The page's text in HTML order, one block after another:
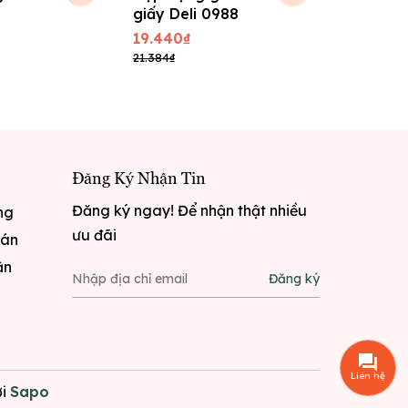
giấy Deli 0988
19.440₫
21.384₫
Đăng Ký Nhận Tin
Đăng ký ngay! Để nhận thật nhiều
ưu đãi
Đăng ký
Sapo
Liên hệ